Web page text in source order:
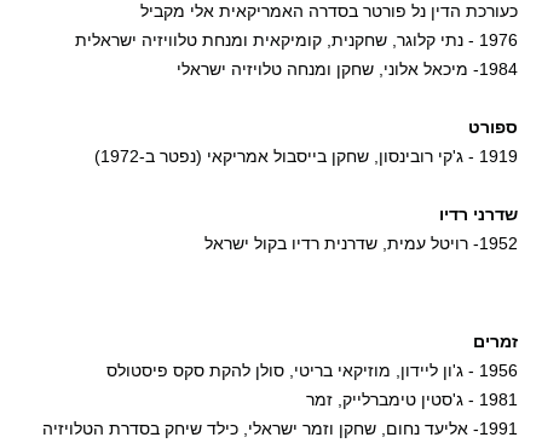
כעורכת הדין נל פורטר בסדרה האמריקאית אלי מקביל
1976 - נתי קלוגר, שחקנית, קומיקאית ומנחת טלוויזיה ישראלית
1984- מיכאל אלוני, שחקן ומנחה טלויזיה ישראלי
ספורט
1919 - ג'קי רובינסון, שחקן בייסבול אמריקאי (נפטר ב-1972)
שדרני רדיו
1952- רויטל עמית, שדרנית רדיו בקול ישראל
זמרים
1956 - ג'ון ליידון, מוזיקאי בריטי, סולן להקת סקס פיסטולס
1981 - ג'סטין טימברלייק, זמר
1991- אליעד נחום, שחקן וזמר ישראלי, כילד שיחק בסדרת הטלויזיה